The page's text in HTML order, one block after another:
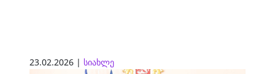
23.02.2026 | სიახლე